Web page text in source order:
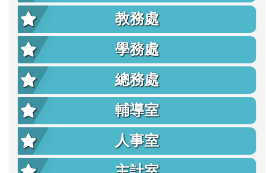
教務處
學務處
總務處
輔導室
人事室